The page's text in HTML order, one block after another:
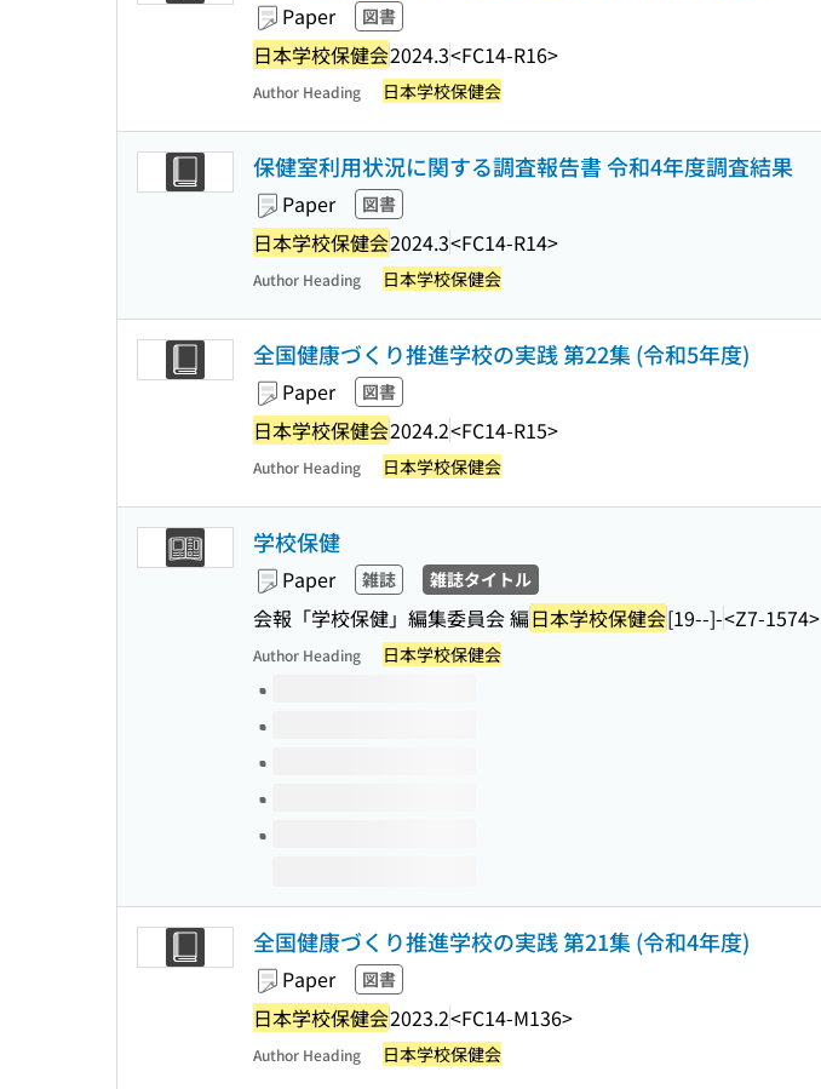
Paper 図書
日本学校保健会2024.3<FC14-R16>
Author Heading 日本学校保健会
保健室利用状況に関する調査報告書 令和4年度調査結果
Paper 図書
日本学校保健会2024.3<FC14-R14>
Author Heading 日本学校保健会
全国健康づくり推進学校の実践 第22集 (令和5年度)
Paper 図書
日本学校保健会2024.2<FC14-R15>
Author Heading 日本学校保健会
学校保健
Paper 雑誌 雑誌タイトル
会報「学校保健」編集委員会 編日本学校保健会[19--]-<Z7-1574>
Author Heading 日本学校保健会
Volumes of this title
全国健康づくり推進学校の実践 第21集 (令和4年度)
Paper 図書
日本学校保健会2023.2<FC14-M136>
Author Heading 日本学校保健会